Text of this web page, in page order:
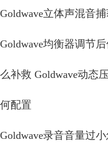
Goldwave立体声混音
Goldwave均衡器调节
么补救 Goldwave动态
何配置
Goldwave录音音量过